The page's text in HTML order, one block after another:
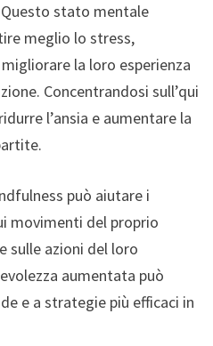
stato mentale
meglio lo stress,
la loro esperienza
Concentrandosi sull’qui
l’ansia e aumentare la
può aiutare i
movimenti del proprio
sulle azioni del loro
aumentata può
e a strategie più efficaci in